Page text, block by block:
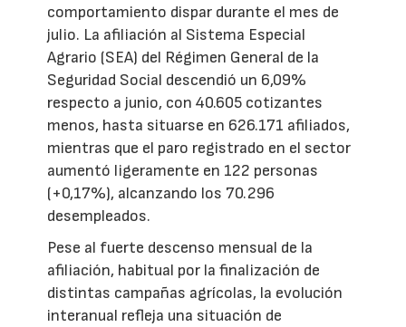
comportamiento dispar durante el mes de
julio. La afiliación al Sistema Especial
Agrario (SEA) del Régimen General de la
Seguridad Social descendió un 6,09%
respecto a junio, con 40.605 cotizantes
menos, hasta situarse en 626.171 afiliados,
mientras que el paro registrado en el sector
aumentó ligeramente en 122 personas
(+0,17%), alcanzando los 70.296
desempleados.
Pese al fuerte descenso mensual de la
afiliación, habitual por la finalización de
distintas campañas agrícolas, la evolución
interanual refleja una situación de